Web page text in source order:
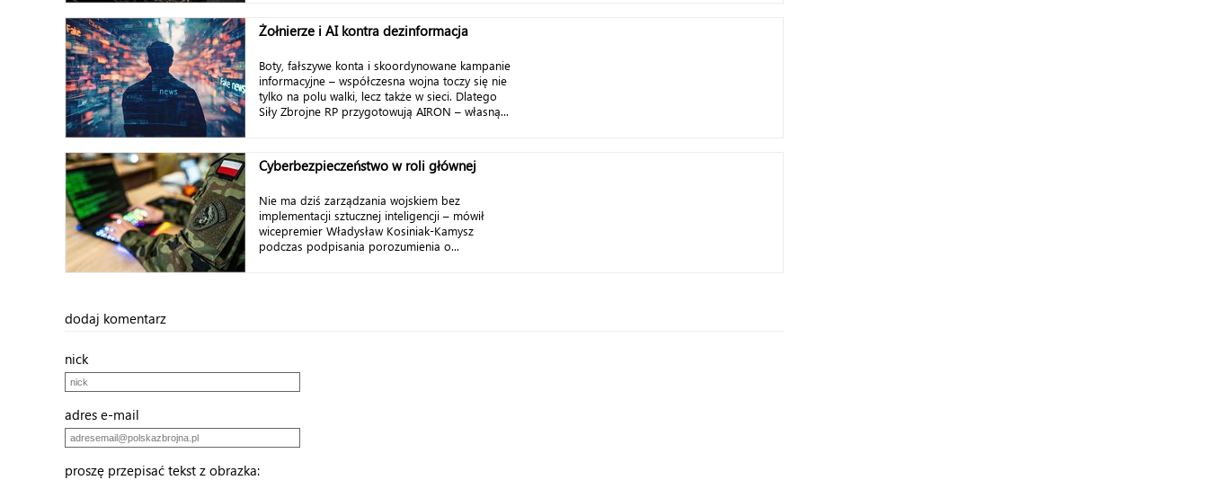
Żołnierze i AI kontra dezinformacja
Boty, fałszywe konta i skoordynowane kampanie
informacyjne – współczesna wojna toczy się nie
tylko na polu walki, lecz także w sieci. Dlatego
Siły Zbrojne RP przygotowują AIRON – własną...
Cyberbezpieczeństwo w roli głównej
Nie ma dziś zarządzania wojskiem bez
implementacji sztucznej inteligencji – mówił
wicepremier Władysław Kosiniak-Kamysz
podczas podpisania porozumienia o...
dodaj komentarz
nick
adres e-mail
proszę przepisać tekst z obrazka: